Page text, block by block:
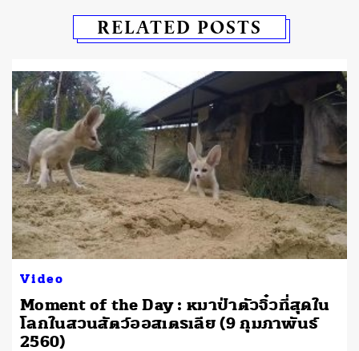
RELATED POSTS
Video
Moment of the Day : หมาป่าตัวจิ๋วที่สุดใน
โลกในสวนสัตว์ออสเตรเลีย (9 กุมภาพันธ์
2560)